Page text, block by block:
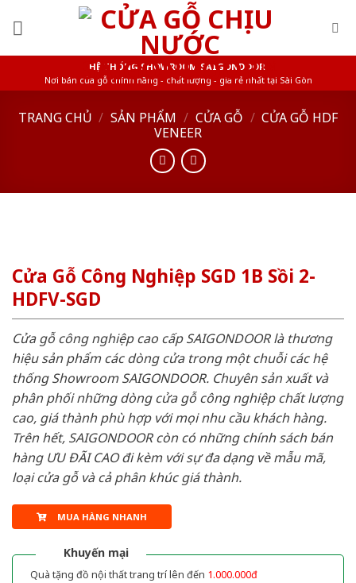
HỆ THỐNG SHOWROOM SAIGONDOOR
Nơi bán cửa gỗ chính hãng - chất lượng - giá rẻ nhất tại Sài Gòn
TRANG CHỦ / SẢN PHẨM / CỬA GỖ / CỬA GỖ HDF
VENEER
Cửa Gỗ Công Nghiệp SGD 1B Sồi 2-
HDFV-SGD
Cửa gỗ công nghiệp cao cấp SAIGONDOOR là thương
hiệu sản phẩm các dòng cửa trong một chuỗi các hệ
thống Showroom SAIGONDOOR. Chuyên sản xuất và
phân phối những dòng cửa gỗ công nghiệp chất lượng
cao, giá thành phù hợp với mọi nhu cầu khách hàng.
Trên hết, SAIGONDOOR còn có những chính sách bán
hàng ƯU ĐÃI CAO đi kèm với sự đa dạng về mẫu mã,
loại cửa gỗ và cả phân khúc giá thành.
MUA HÀNG NHANH
Khuyến mại
Quà tặng đồ nội thất trang trí lên đến 1.000.000đ